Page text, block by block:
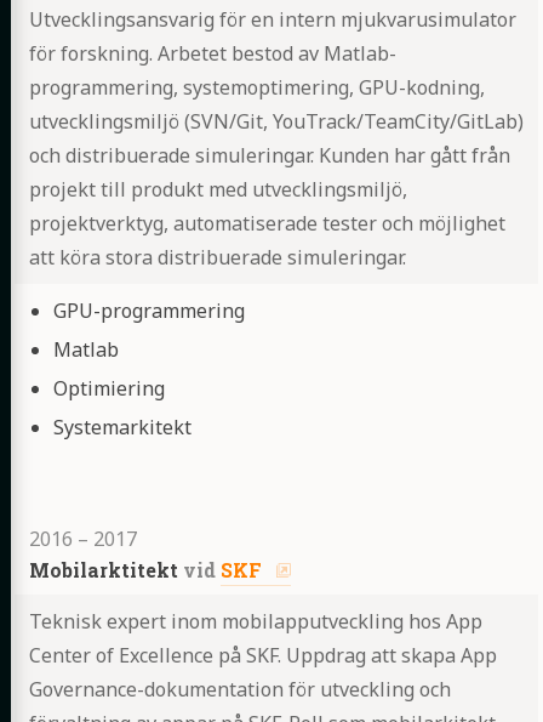
Utvecklingsansvarig för en intern mjukvarusimulator
för forskning. Arbetet bestod av Matlab-
programmering, systemoptimering, GPU-kodning,
utvecklingsmiljö (SVN/Git, YouTrack/TeamCity/GitLab)
och distribuerade simuleringar. Kunden har gått från
projekt till produkt med utvecklingsmiljö,
projektverktyg, automatiserade tester och möjlighet
att köra stora distribuerade simuleringar.
Highlights
GPU-programmering
Matlab
Optimiering
Systemarkitekt
2016 – 2017
Mobilarktitekt vid SKF
Teknisk expert inom mobilapputveckling hos App
Center of Excellence på SKF. Uppdrag att skapa App
Governance-dokumentation för utveckling och